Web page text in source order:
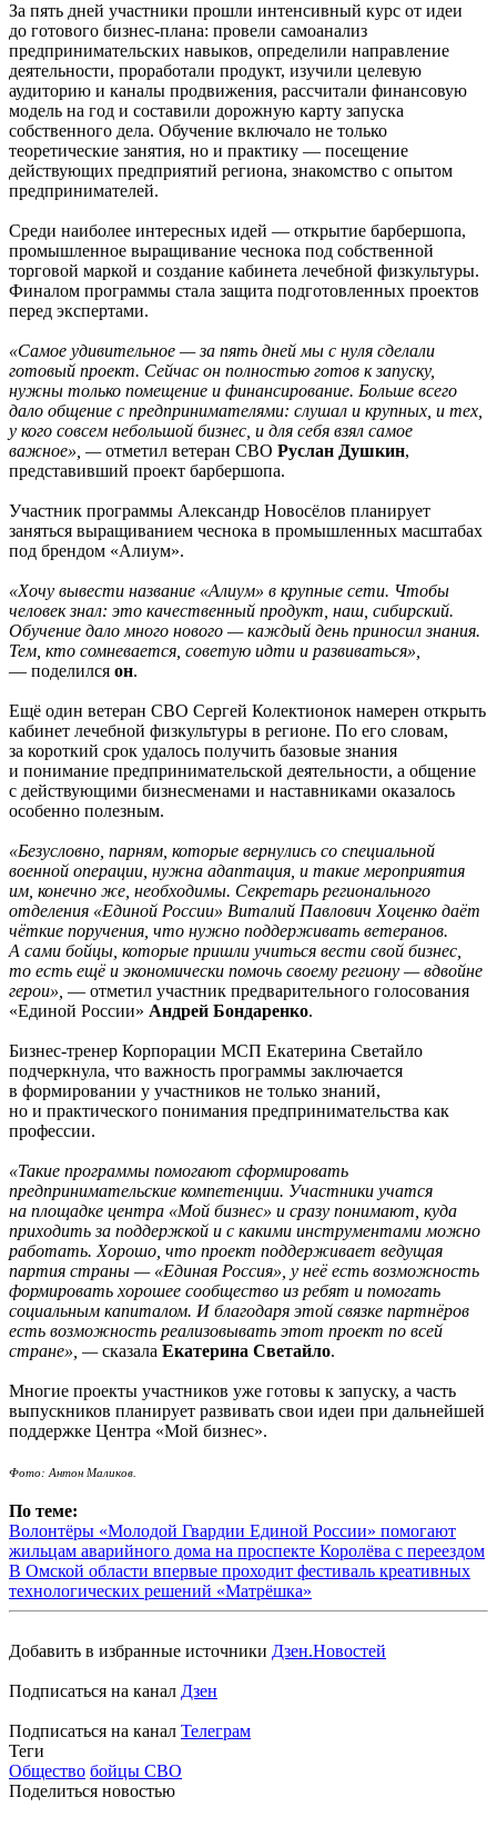
За пять дней участники прошли интенсивный курс от идеи
до готового бизнес-плана: провели самоанализ
предпринимательских навыков, определили направление
деятельности, проработали продукт, изучили целевую
аудиторию и каналы продвижения, рассчитали финансовую
модель на год и составили дорожную карту запуска
собственного дела. Обучение включало не только
теоретические занятия, но и практику — посещение
действующих предприятий региона, знакомство с опытом
предпринимателей.
Среди наиболее интересных идей — открытие барбершопа,
промышленное выращивание чеснока под собственной
торговой маркой и создание кабинета лечебной физкультуры.
Финалом программы стала защита подготовленных проектов
перед экспертами.
«Самое удивительное — за пять дней мы с нуля сделали
готовый проект. Сейчас он полностью готов к запуску,
нужны только помещение и финансирование. Больше всего
дало общение с предпринимателями: слушал и крупных, и тех,
у кого совсем небольшой бизнес, и для себя взял самое
важное», —отметил ветеран СВО Руслан Душкин,
представивший проект барбершопа.
Участник программы Александр Новосёлов планирует
заняться выращиванием чеснока в промышленных масштабах
под брендом «Алиум».
«Хочу вывести название «Алиум» в крупные сети. Чтобы
человек знал: это качественный продукт, наш, сибирский.
Обучение дало много нового — каждый день приносил знания.
Тем, кто сомневается, советую идти и развиваться»,
— поделился он.
Ещё один ветеран СВО Сергей Колектионок намерен открыть
кабинет лечебной физкультуры в регионе. По его словам,
за короткий срок удалось получить базовые знания
и понимание предпринимательской деятельности, а общение
с действующими бизнесменами и наставниками оказалось
особенно полезным.
«Безусловно, парням, которые вернулись со специальной
военной операции, нужна адаптация, и такие мероприятия
им, конечно же, необходимы. Секретарь регионального
отделения «Единой России» Виталий Павлович Хоценко даёт
чёткие поручения, что нужно поддерживать ветеранов.
А сами бойцы, которые пришли учиться вести свой бизнес,
то есть ещё и экономически помочь своему региону — вдвойне
герои», — отметил участник предварительного голосования
«Единой России» Андрей Бондаренко.
Бизнес-тренер Корпорации МСП Екатерина Светайло
подчеркнула, что важность программы заключается
в формировании у участников не только знаний,
но и практического понимания предпринимательства как
профессии.
«Такие программы помогают сформировать
предпринимательские компетенции. Участники учатся
на площадке центра «Мой бизнес» и сразу понимают, куда
приходить за поддержкой и с какими инструментами можно
работать. Хорошо, что проект поддерживает ведущая
партия страны — «Единая Россия», у неё есть возможность
формировать хорошее сообщество из ребят и помогать
социальным капиталом. И благодаря этой связке партнёров
есть возможность реализовывать этот проект по всей
стране», —сказала Екатерина Светайло.
Многие проекты участников уже готовы к запуску, а часть
выпускников планирует развивать свои идеи при дальнейшей
поддержке Центра «Мой бизнес».
Фото: Антон Маликов.
По теме:
Волонтёры «Молодой Гвардии Единой России» помогают
жильцам аварийного дома на проспекте Королёва с переездом
В Омской области впервые проходит фестиваль креативных
технологических решений «Матрёшка»
Добавить в избранные источники Дзен.Новостей
Подписаться на канал Дзен
Подписаться на канал Телеграм
Теги
Общество бойцы СВО
Поделиться новостью